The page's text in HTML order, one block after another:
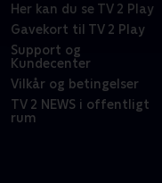
Her kan du se TV 2 Play
Gavekort til TV 2 Play
Support og
Kundecenter
Vilkår og betingelser
TV 2 NEWS i offentligt
rum